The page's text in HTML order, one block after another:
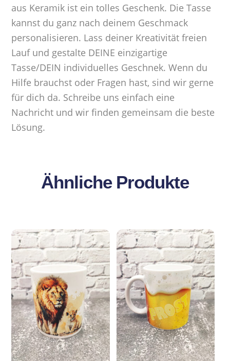
aus Keramik ist ein tolles Geschenk. Die Tasse
kannst du ganz nach deinem Geschmack
personalisieren. Lass deiner Kreativität freien
Lauf und gestalte DEINE einzigartige
Tasse/DEIN individuelles Geschnek. Wenn du
Hilfe brauchst oder Fragen hast, sind wir gerne
für dich da. Schreibe uns einfach eine
Nachricht und wir finden gemeinsam die beste
Lösung.
Ähnliche Produkte